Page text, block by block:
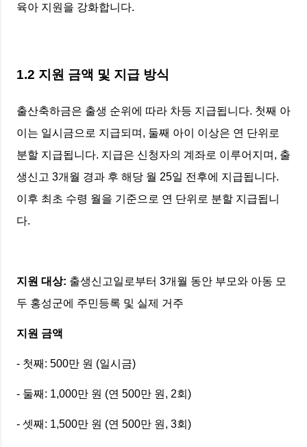
육아 지원을 강화합니다.
1.2 지원 금액 및 지급 방식
출산축하금은 출생 순위에 따라 차등 지급됩니다. 첫째 아
이는 일시금으로 지급되며, 둘째 아이 이상은 연 단위로
분할 지급됩니다. 지급은 신청자의 계좌로 이루어지며, 출
생신고 3개월 경과 후 해당 월 25일 전후에 지급됩니다.
이후 최초 수령 월을 기준으로 연 단위로 분할 지급됩니
다.
지원 대상: 출생신고일로부터 3개월 동안 부모와 아동 모
두 홍성군에 주민등록 및 실제 거주
지원 금액
- 첫째: 500만 원 (일시금)
- 둘째: 1,000만 원 (연 500만 원, 2회)
- 셋째: 1,500만 원 (연 500만 원, 3회)